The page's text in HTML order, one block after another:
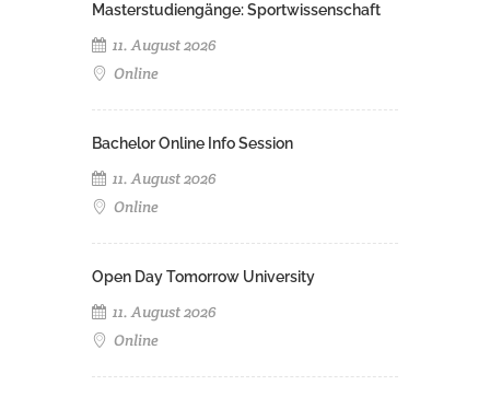
Masterstudiengänge: Sportwissenschaft
11. August 2026
Online
Bachelor Online Info Session
11. August 2026
Online
Open Day Tomorrow University
11. August 2026
Online